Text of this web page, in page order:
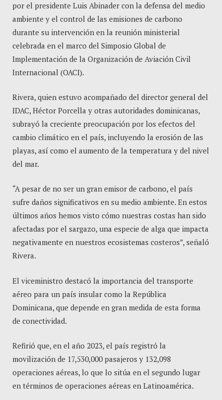
por el presidente Luis Abinader con la defensa del medio
ambiente y el control de las emisiones de carbono
durante su intervención en la reunión ministerial
celebrada en el marco del Simposio Global de
Implementación de la Organización de Aviación Civil
Internacional (OACI).
Rivera, quien estuvo acompañado del director general del
IDAC, Héctor Porcella y otras autoridades dominicanas,
subrayó la creciente preocupación por los efectos del
cambio climático en el país, incluyendo la erosión de las
playas, así como el aumento de la temperatura y del nivel
del mar.
“A pesar de no ser un gran emisor de carbono, el país
sufre daños significativos en su medio ambiente. En estos
últimos años hemos visto cómo nuestras costas han sido
afectadas por el sargazo, una especie de alga que impacta
negativamente en nuestros ecosistemas costeros”, señaló
Rivera.
El viceministro destacó la importancia del transporte
aéreo para un país insular como la República
Dominicana, que depende en gran medida de esta forma
de conectividad.
Refirió que, en el año 2023, el país registró la
movilización de 17,530,000 pasajeros y 132,098
operaciones aéreas, lo que lo sitúa en el segundo lugar
en términos de operaciones aéreas en Latinoamérica.